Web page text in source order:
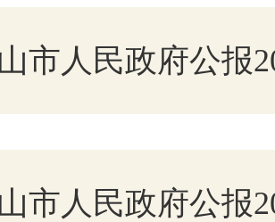
市人民政府公报
市人民政府公报